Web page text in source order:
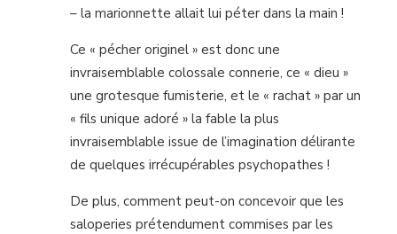
– la marionnette allait lui péter dans la main !
Ce « pécher originel » est donc une
invraisemblable colossale connerie, ce « dieu »
une grotesque fumisterie, et le « rachat » par un
« fils unique adoré » la fable la plus
invraisemblable issue de l’imagination délirante
de quelques irrécupérables psychopathes !
De plus, comment peut-on concevoir que les
saloperies prétendument commises par les